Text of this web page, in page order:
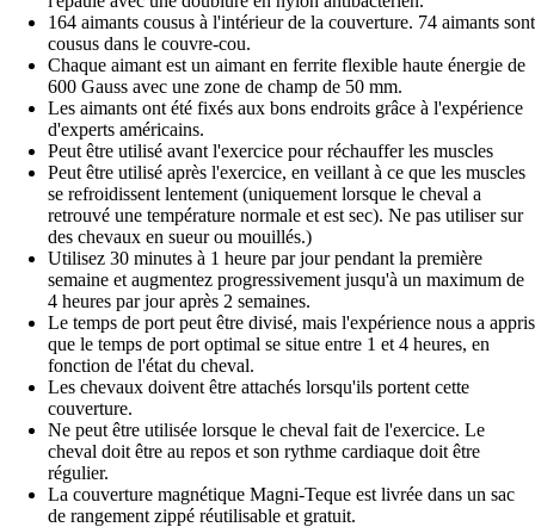
164 aimants cousus à l'intérieur de la couverture. 74 aimants sont
cousus dans le couvre-cou.
Chaque aimant est un aimant en ferrite flexible haute énergie de
600 Gauss avec une zone de champ de 50 mm.
Les aimants ont été fixés aux bons endroits grâce à l'expérience
d'experts américains.
Peut être utilisé avant l'exercice pour réchauffer les muscles
Peut être utilisé après l'exercice, en veillant à ce que les muscles
se refroidissent lentement (uniquement lorsque le cheval a
retrouvé une température normale et est sec). Ne pas utiliser sur
des chevaux en sueur ou mouillés.)
Utilisez 30 minutes à 1 heure par jour pendant la première
semaine et augmentez progressivement jusqu'à un maximum de
4 heures par jour après 2 semaines.
Le temps de port peut être divisé, mais l'expérience nous a appris
que le temps de port optimal se situe entre 1 et 4 heures, en
fonction de l'état du cheval.
Les chevaux doivent être attachés lorsqu'ils portent cette
couverture.
Ne peut être utilisée lorsque le cheval fait de l'exercice. Le
cheval doit être au repos et son rythme cardiaque doit être
régulier.
La couverture magnétique Magni-Teque est livrée dans un sac
de rangement zippé réutilisable et gratuit.